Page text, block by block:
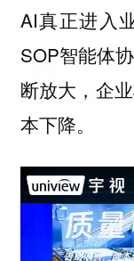
AI真正进入
SOP智能体
断放大，企
本下降。